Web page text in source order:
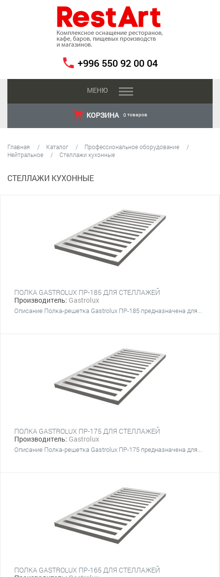
+996 550 92 00 04
МЕНЮ
КОРЗИНА 0 товаров
Главная Каталог
Профессиональное оборудование
Нейтральное
Стеллажи кухонные
СТЕЛЛАЖИ КУХОННЫЕ
ПОЛКА GASTROLUX ПР-185 ДЛЯ СТЕЛЛАЖЕЙ
Производитель: Gastrolux
Описание Полка-решетка Gastrolux ПР-185 предназначена для...
ПОЛКА GASTROLUX ПР-175 ДЛЯ СТЕЛЛАЖЕЙ
Производитель: Gastrolux
Описание Полка-решетка Gastrolux ПР-175 предназначена для...
ПОЛКА GASTROLUX ПР-165 ДЛЯ СТЕЛЛАЖЕЙ